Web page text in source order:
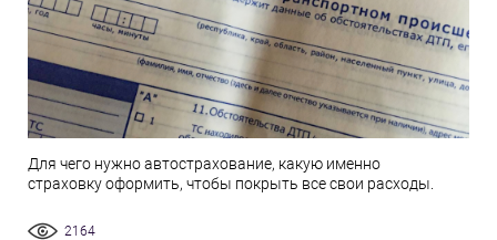
Для чего нужно автострахование, какую именно
страховку оформить, чтобы покрыть все свои расходы.
2164